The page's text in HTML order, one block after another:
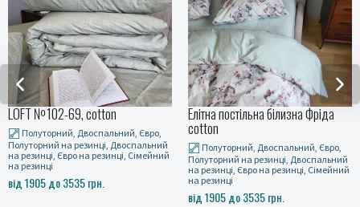
LOFT №102-69, cotton
Полуторний, Двоспальний, Євро,
Полуторний на резинці, Двоспальний
на резинці, Євро на резинці, Сімейний
на резинці
від 1905 до 3535 грн.
Елітна постільна білизна Фріда
cotton
Полуторний, Двоспальний, Євро,
Полуторний на резинці, Двоспальний
на резинці, Євро на резинці, Сімейний
на резинці
від 1905 до 3535 грн.